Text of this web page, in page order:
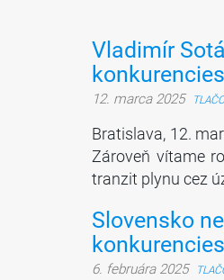
Vladimír
12. marca 2025
Bratislava, 12.
Zároveň vítame
tranzit plynu cez
Slovensko
6. februára 2025